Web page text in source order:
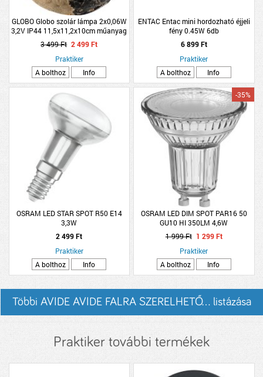
GLOBO Globo szolár lámpa 2x0,06W
3,2V IP44 11,5x11,2x10cm műanyag
bagoly vegyes
3 499 Ft 2 499 Ft
Praktiker
A bolthoz
Info
ENTAC Entac mini hordozható éjjeli
fény 0.45W 6db
6 899 Ft
Praktiker
A bolthoz
Info
OSRAM LED STAR SPOT R50 E14
3,3W
2 499 Ft
Praktiker
A bolthoz
Info
OSRAM LED DIM SPOT PAR16 50
GU10 HI 350LM 4,6W
-35%
1 999 Ft 1 299 Ft
Praktiker
A bolthoz
Info
Többi AVIDE AVIDE FALRA SZERELHETŐ... listázása
Praktiker további termékek